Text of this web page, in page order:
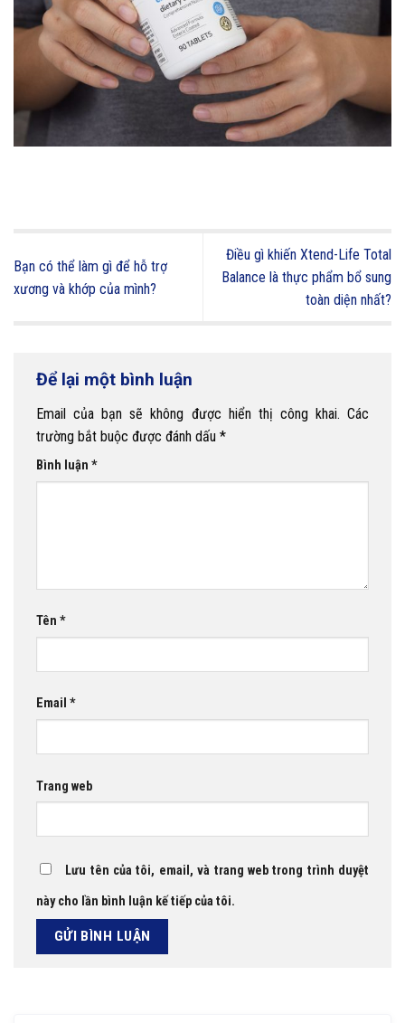
Bạn có thể làm gì để hỗ trợ
xương và khớp của mình?
Điều gì khiến Xtend-Life Total
Balance là thực phẩm bổ sung
toàn diện nhất?
Để lại một bình luận
Email của bạn sẽ không được hiển thị công khai. Các
trường bắt buộc được đánh dấu *
Bình luận *
Tên *
Email *
Trang web
Lưu tên của tôi, email, và trang web trong trình duyệt
này cho lần bình luận kế tiếp của tôi.